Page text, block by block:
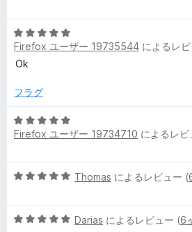
5
の
評
5
段
階
5
評
価
Firefox ユーザー 19735544 によるレ
Ok
フラグ
5
段
5
価
Firefox ユーザー 19734710 によるレビ
5
中
Thomas によるレビュー (
5
Darias によるレビュー (6